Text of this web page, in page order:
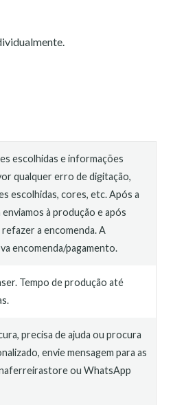
escolhidas e informações
qualquer erro de digitação,
escolhidas, cores, etc. Após a
à produção e após
a encomenda. A
encomenda/pagamento.
Tempo de produção até
precisa de ajuda ou procura
envie mensagem para as
ou WhatsApp